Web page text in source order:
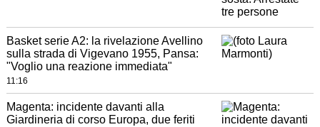
Basket serie A2: la rivelazione Avellino
sulla strada di Vigevano 1955, Pansa:
"Voglio una reazione immediata"
11:16
Magenta: incidente davanti alla
Giardineria di corso Europa, due feriti